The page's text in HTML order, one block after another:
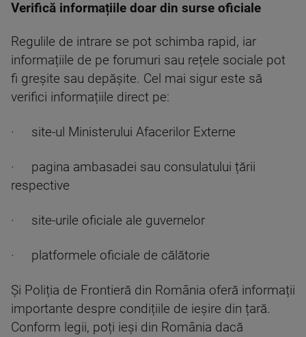
Verifică informațiile doar din surse oficiale
Regulile de intrare se pot schimba rapid, iar
informațiile de pe forumuri sau rețele sociale pot
fi greșite sau depășite. Cel mai sigur este să
verifici informațiile direct pe:
· site-ul Ministerului Afacerilor Externe
· pagina ambasadei sau consulatului țării
respective
· site-urile oficiale ale guvernelor
· platformele oficiale de călătorie
Și Poliția de Frontieră din România oferă informații
importante despre condițiile de ieșire din țară.
Conform legii, poți ieși din România dacă